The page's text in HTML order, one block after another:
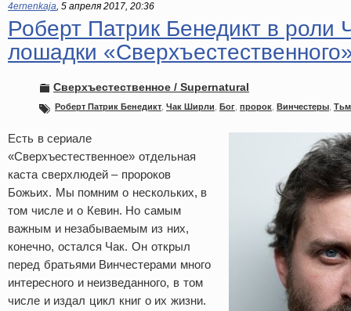
4ernenkaja, 5 апреля 2017, 20:36
Роберт Патрик Бенедикт в роли
лошадки
Сверхъестественное / Supernatural
Роберт Патрик Бенедикт Чак Ширли Бог пророк Винчестеры
Есть в сериале
«Сверхъестественное» отдельная
каста сверхлюдей – пророков
Божьих. Мы помним о нескольких, в
том числе и о Кевин. Но самым
важным и незабываемым из них,
конечно, остался Чак. Он открыл
перед братьями Винчестерами много
интересного и неизведанного, в том
числе и издал цикл книг о их жизни.